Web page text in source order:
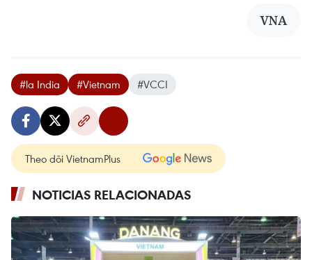
VNA
#la India #Vietnam #VCCI
Theo dõi VietnamPlus
NOTICIAS RELACIONADAS